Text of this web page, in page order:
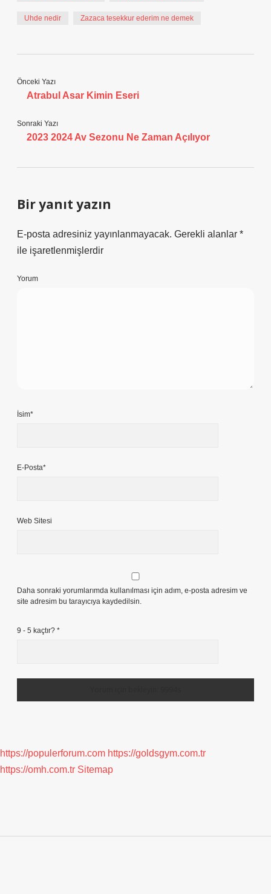
Uhde nedir Zazaca tesekkur ederim ne demek
Önceki Yazı
Atrabul Asar Kimin Eseri
Sonraki Yazı
2023 2024 Av Sezonu Ne Zaman Açılıyor
Bir yanıt yazın
E-posta adresiniz yayınlanmayacak. Gerekli alanlar *
ile işaretlenmişlerdir
Yorum
İsim*
E-Posta*
Web Sitesi
Daha sonraki yorumlarımda kullanılması için adım, e-posta adresim ve
site adresim bu tarayıcıya kaydedilsin.
9 - 5 kaçtır? *
https://populerforum.com https://goldsgym.com.tr
https://omh.com.tr Sitemap